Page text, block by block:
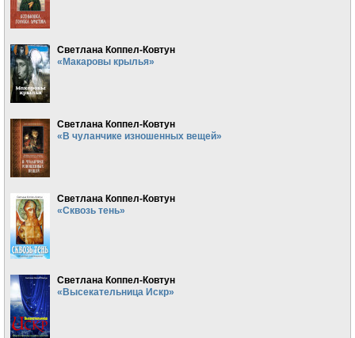
Светлана Коппел-Ковтун
«Макаровы крылья»
Светлана Коппел-Ковтун
«В чуланчике изношенных вещей»
Светлана Коппел-Ковтун
«Сквозь тень»
Светлана Коппел-Ковтун
«Высекательница Искр»